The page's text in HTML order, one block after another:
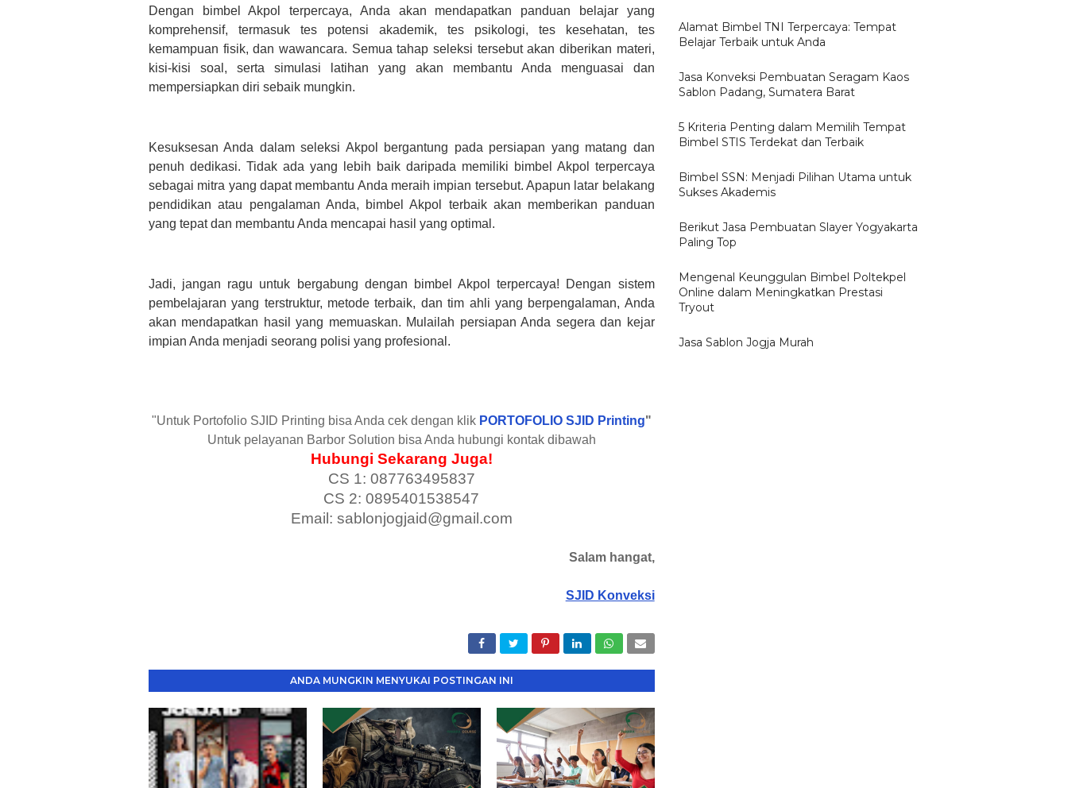
Dengan bimbel Akpol terpercaya, Anda akan mendapatkan panduan belajar yang
komprehensif, termasuk tes potensi akademik, tes psikologi, tes kesehatan, tes
kemampuan fisik, dan wawancara. Semua tahap seleksi tersebut akan diberikan materi,
kisi-kisi soal, serta simulasi latihan yang akan membantu Anda menguasai dan
mempersiapkan diri sebaik mungkin.
Kesuksesan Anda dalam seleksi Akpol bergantung pada persiapan yang matang dan
penuh dedikasi. Tidak ada yang lebih baik daripada memiliki bimbel Akpol terpercaya
sebagai mitra yang dapat membantu Anda meraih impian tersebut. Apapun latar belakang
pendidikan atau pengalaman Anda, bimbel Akpol terbaik akan memberikan panduan
yang tepat dan membantu Anda mencapai hasil yang optimal.
Jadi, jangan ragu untuk bergabung dengan bimbel Akpol terpercaya! Dengan sistem
pembelajaran yang terstruktur, metode terbaik, dan tim ahli yang berpengalaman, Anda
akan mendapatkan hasil yang memuaskan. Mulailah persiapan Anda segera dan kejar
impian Anda menjadi seorang polisi yang profesional.
"Untuk Portofolio SJID Printing bisa Anda cek dengan klik PORTOFOLIO SJID Printing"
Untuk pelayanan Barbor Solution bisa Anda hubungi kontak dibawah
Hubungi Sekarang Juga!
CS 1: 087763495837
CS 2: 0895401538547
Email: sablonjogjaid@gmail.com
Salam hangat,
SJID Konveksi
ANDA MUNGKIN MENYUKAI POSTINGAN INI
Alamat Bimbel TNI Terpercaya: Tempat
Belajar Terbaik untuk Anda
Jasa Konveksi Pembuatan Seragam Kaos
Sablon Padang, Sumatera Barat
5 Kriteria Penting dalam Memilih Tempat
Bimbel STIS Terdekat dan Terbaik
Bimbel SSN: Menjadi Pilihan Utama untuk
Sukses Akademis
Berikut Jasa Pembuatan Slayer Yogyakarta
Paling Top
Mengenal Keunggulan Bimbel Poltekpel
Online dalam Meningkatkan Prestasi
Tryout
Jasa Sablon Jogja Murah